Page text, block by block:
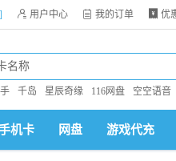
 用户中心  我的订单  优
千岛 星辰奇缘 116网盘 空空语音
机卡 网盘 游戏代充